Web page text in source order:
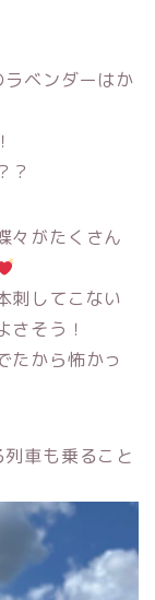
ベンダーはか
？
々がたくさん
刺してこない
さそう！
たから怖かっ
車も乗ること